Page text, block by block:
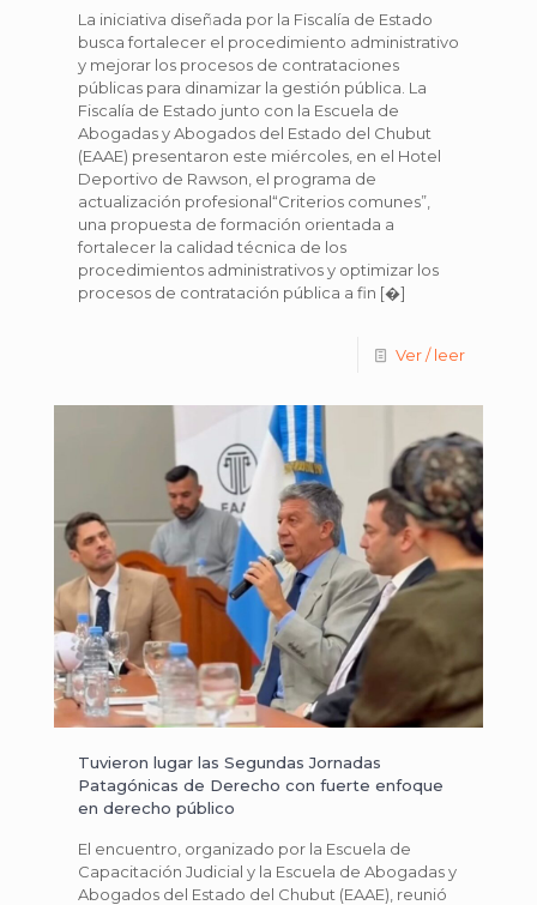
La iniciativa diseñada por la Fiscalía de Estado
busca fortalecer el procedimiento administrativo
y mejorar los procesos de contrataciones
públicas para dinamizar la gestión pública. La
Fiscalía de Estado junto con la Escuela de
Abogadas y Abogados del Estado del Chubut
(EAAE) presentaron este miércoles, en el Hotel
Deportivo de Rawson, el programa de
actualización profesional“Criterios comunes”,
una propuesta de formación orientada a
fortalecer la calidad técnica de los
procedimientos administrativos y optimizar los
procesos de contratación pública a fin [�]
Ver / leer
Tuvieron lugar las Segundas Jornadas
Patagónicas de Derecho con fuerte enfoque
en derecho público
El encuentro, organizado por la Escuela de
Capacitación Judicial y la Escuela de Abogadas y
Abogados del Estado del Chubut (EAAE), reunió